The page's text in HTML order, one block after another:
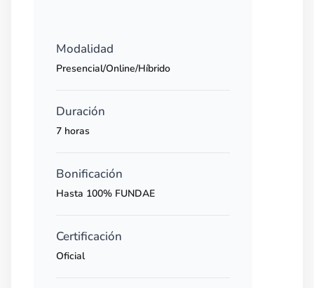
Modalidad
Presencial/Online/Híbrido
Duración
7 horas
Bonificación
Hasta 100% FUNDAE
Certificación
Oficial